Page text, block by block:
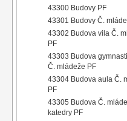
43300 Budovy PF
43301 Budovy Č.
43302 Budova vila Č.
PF
43303 Budova
Č. mládeže PF
43304 Budova aula Č.
PF
43305 Budova Č.
katedry PF